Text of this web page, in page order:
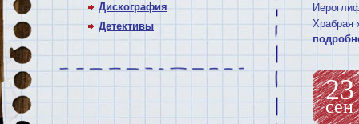
Дискография
Детективы
Храбрая
23
сен